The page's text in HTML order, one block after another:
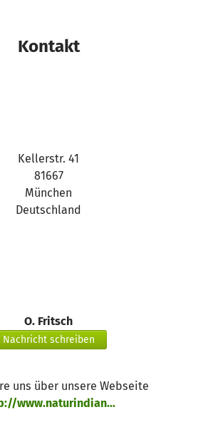
Kontakt
Kellerstr. 41
81667
München
Deutschland
O. Fritsch
Nachricht schreiben
uns über unsere Webseite
www.naturindian...